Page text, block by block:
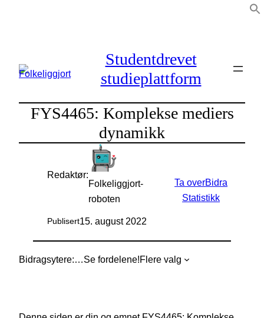
Studentdrevet
studieplattform
FYS4465: Komplekse mediers
dynamikk
Redaktør:
Folkeliggjort-
roboten
Publisert15. august 2022
Ta overBidra
Statistikk
Bidragsytere: Se fordelene!Flere valg